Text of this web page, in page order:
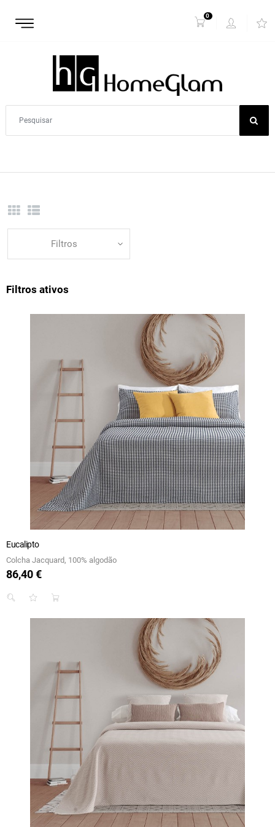
0
Filtros
Filtros ativos
Eucalipto
Colcha Jacquard, 100% algodão
Preço
86,40 €